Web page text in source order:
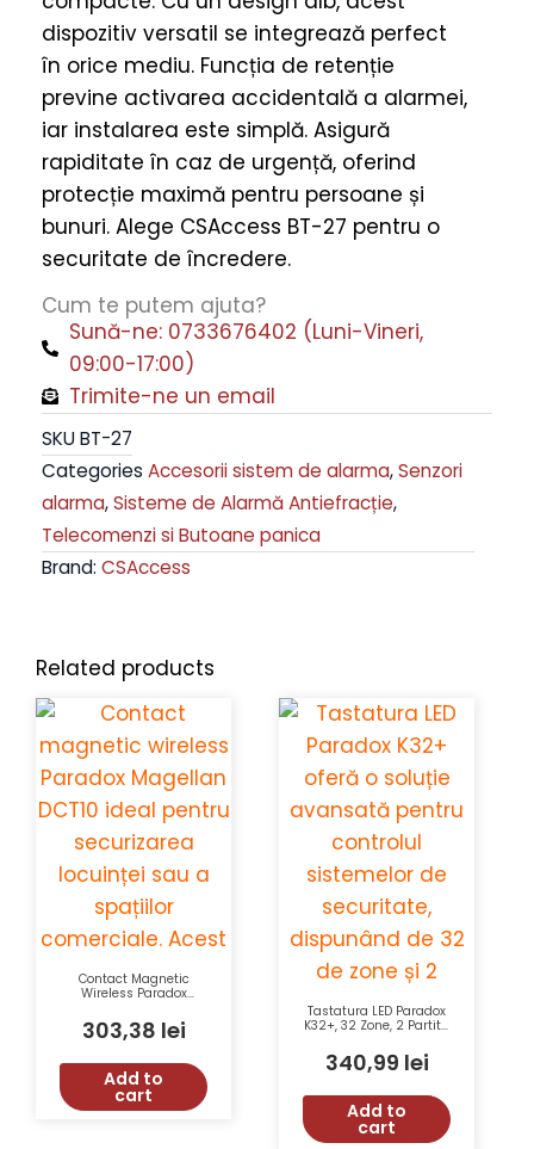
Compacte
Culoare
Albă
quantity
dispozitiv versatil se integrează perfect
în orice mediu. Funcția de retenție
previne activarea accidentală a alarmei,
iar instalarea este simplă. Asigură
rapiditate în caz de urgență, oferind
protecție maximă pentru persoane și
bunuri. Alege CSAccess BT-27 pentru o
securitate de încredere.
Cum te putem ajuta?
Sună-ne: 0733676402 (Luni-Vineri,
09:00-17:00)
Trimite-ne un email
SKUBT-27
Categories Accesorii sistem de alarma,Senzori
alarma,Sisteme de Alarmă Antiefracție,
Telecomenzi si Butoane panica
Brand: CSAccess
Related products
Contact Magnetic
Wireless Paradox
Reed 433/868 MHz RF
70 m
303,38 lei
Add to
cart
Tastatura LED Paradox
K32+, 32 Zone, 2 Partitii,
Alarme Panica,
Certificare EN 50131
340,99 lei
Add to
cart